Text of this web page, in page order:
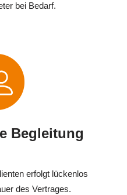
bei Bedarf.
Begleitung
erfolgt lückenlos
des Vertrages.